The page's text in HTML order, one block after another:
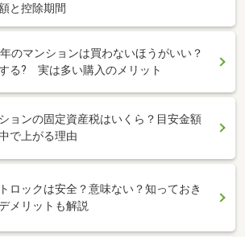
と控除期間
のマンションは買わないほうがいい？
る? 実は多い購入のメリット
ョンの固定資産税はいくら？目安金額
で上がる理由
ロックは安全？意味ない？知っておき
メリットも解説